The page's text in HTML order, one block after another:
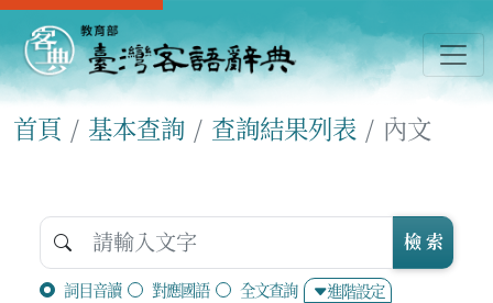
首頁 基本查詢 查詢結果列表 內文
詞目音讀 對應國語 全文查詢 進階設定
檢 索